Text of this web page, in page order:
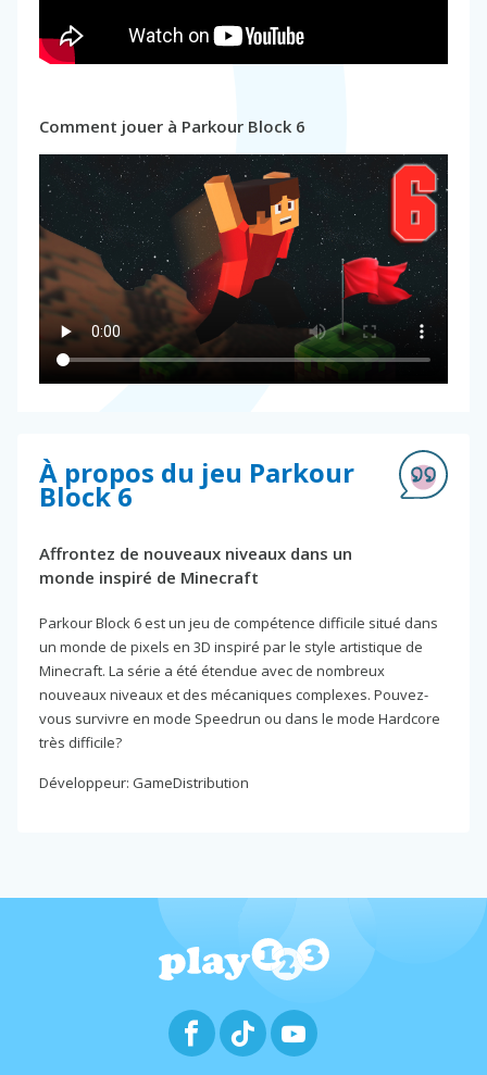
Comment jouer à Parkour Block 6
À propos du jeu Parkour
Block 6
Affrontez de nouveaux niveaux dans un
monde inspiré de Minecraft
Parkour Block 6 est un jeu de compétence difficile situé dans
un monde de pixels en 3D inspiré par le style artistique de
Minecraft. La série a été étendue avec de nombreux
nouveaux niveaux et des mécaniques complexes. Pouvez-
vous survivre en mode Speedrun ou dans le mode Hardcore
très difficile?
Développeur: GameDistribution